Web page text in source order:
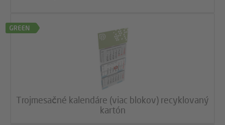
Trojmesačné kalendáre (viac blokov) recyklovaný
kartón